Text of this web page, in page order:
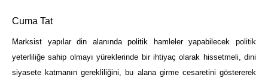
Cuma Tat
Marksist yapılar din alanında politik hamleler yapabilecek politik
yeterliliğe sahip olmayı yüreklerinde bir ihtiyaç olarak hissetmeli, dini
siyasete katmanın gerekliliğini, bu alana girme cesaretini göstererek